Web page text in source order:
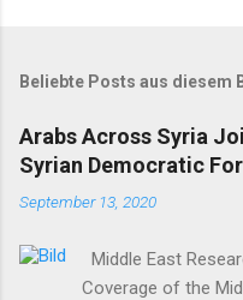
Beliebte Posts aus diesem
Arabs Across Syria
Syrian Democratic
September 13, 2020
Middle East
Coverage of the